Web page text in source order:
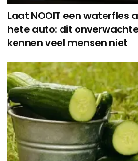
Laat NOOIT een waterfles
hete auto: dit
kennen veel mensen niet